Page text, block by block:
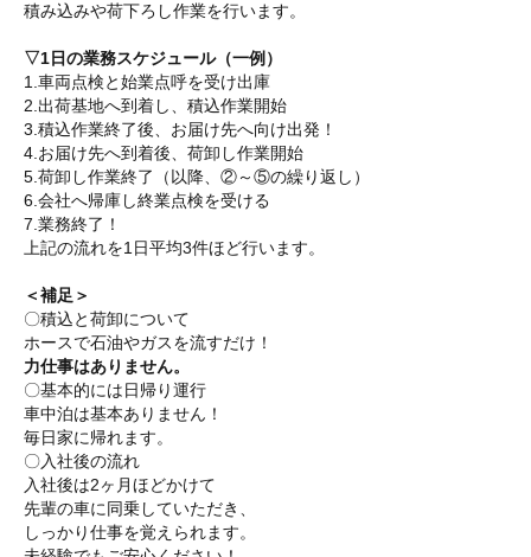
積み込みや荷下ろし作業を行います。
▽1日の業務スケジュール（一例）
1.車両点検と始業点呼を受け出庫
2.出荷基地へ到着し、積込作業開始
3.積込作業終了後、お届け先へ向け出発！
4.お届け先へ到着後、荷卸し作業開始
5.荷卸し作業終了（以降、②～⑤の繰り返し）
6.会社へ帰庫し終業点検を受ける
7.業務終了！
上記の流れを1日平均3件ほど行います。
＜補足＞
〇積込と荷卸について
ホースで石油やガスを流すだけ！
力仕事はありません。
〇基本的には日帰り運行
車中泊は基本ありません！
毎日家に帰れます。
〇入社後の流れ
入社後は2ヶ月ほどかけて
先輩の車に同乗していただき、
しっかり仕事を覚えられます。